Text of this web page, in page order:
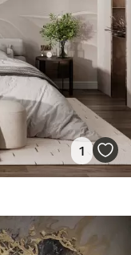
1